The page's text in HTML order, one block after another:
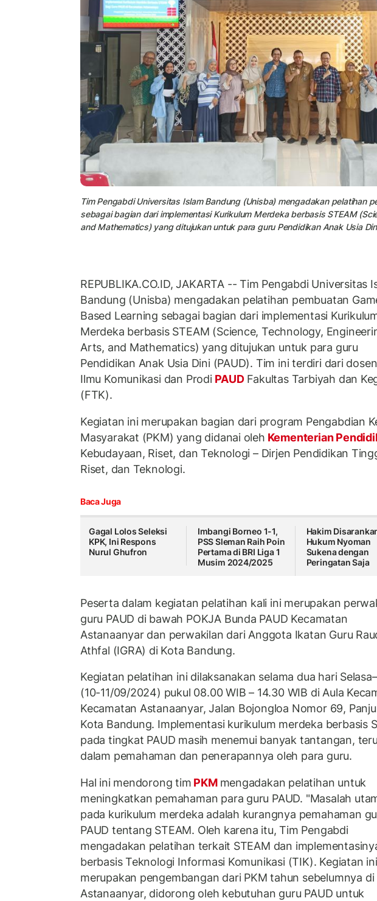
Tim Pengabdi Universitas Islam Bandung (Unisba) mengadakan pelatihan
sebagai bagian dari implementasi Kurikulum Merdeka berbasis STEAM
and Mathematics) yang ditujukan untuk para guru Pendidikan Anak Usia
REPUBLIKA.CO.ID, JAKARTA -- Tim Pengabdi Universitas
Bandung (Unisba) mengadakan pelatihan pembuatan
Based Learning sebagai bagian dari implementasi
Merdeka berbasis STEAM (Science, Technology,
Arts, and Mathematics) yang ditujukan untuk para guru
Pendidikan Anak Usia Dini (PAUD). Tim ini terdiri dari
Ilmu Komunikasi dan ProdiPAUD Fakultas Tarbiyah dan
(FTK).
Kegiatan ini merupakan bagian dari program Pengabdian
Masyarakat (PKM) yang didanai oleh Kementerian
Kebudayaan, Riset, dan Teknologi – Dirjen Pendidikan
Riset, dan Teknologi.
Baca Juga
Gagal Lolos Seleksi
KPK, Ini Respons
Nurul Ghufron
Imbangi Borneo 1-1,
PSS Sleman Raih Poin
Pertama di BRI Liga 1
Musim 2024/2025
Hakim
Hukum Nyoman
Sukena dengan
Peringatan Saja
Peserta dalam kegiatan pelatihan kali ini merupakan
guru PAUD di bawah POKJA Bunda PAUD Kecamatan
Astanaanyar dan perwakilan dari Anggota Ikatan Guru
Athfal (IGRA) di Kota Bandung.
Kegiatan pelatihan ini dilaksanakan selama dua hari
(10-11/09/2024) pukul 08.00 WIB – 14.30 WIB di Aula
Kecamatan Astanaanyar, Jalan Bojongloa Nomor 69,
Kota Bandung. Implementasi kurikulum merdeka berbasis
pada tingkat PAUD masih menemui banyak tantangan,
dalam pemahaman dan penerapannya oleh para guru.
Hal ini mendorong tim PKM mengadakan pelatihan untuk
meningkatkan pemahaman para guru PAUD. "Masalah
pada kurikulum merdeka adalah kurangnya pemahaman
PAUD tentang STEAM. Oleh karena itu, Tim Pengabdi
mengadakan pelatihan terkait STEAM dan
berbasis Teknologi Informasi Komunikasi (TIK). Kegiatan ini
merupakan pengembangan dari PKM tahun sebelumnya di
Astanaanyar, didorong oleh kebutuhan guru PAUD untuk